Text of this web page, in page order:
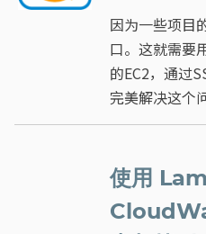
因为一些项目
口。这就需要
的EC2，通过
完美解决这个
使用